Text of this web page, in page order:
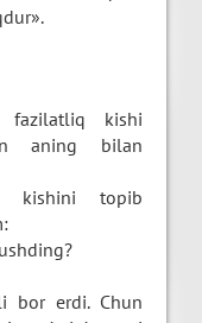
fazilatliq kishi
aning bilan
kishini topib
bor erdi. Chun